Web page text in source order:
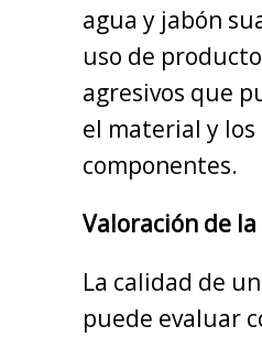
agua y jabón
uso de
agresivos que
el material y los
componentes.
Valoración de
La calidad de
puede evaluar